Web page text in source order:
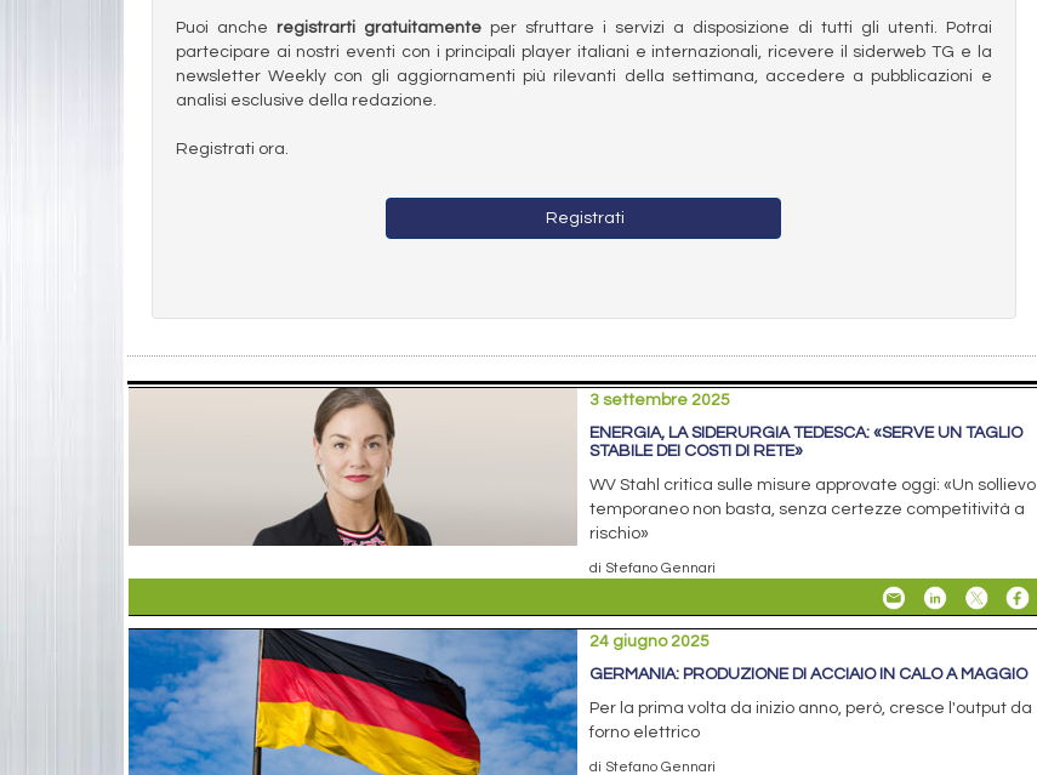
Puoi anche registrarti gratuitamenteper sfruttare i servizi a disposizione di tutti gli utenti. Potrai
partecipare ai nostri eventi con i principali player italiani e internazionali, ricevere il siderweb TG e la
newsletter Weekly con gli aggiornamenti più rilevanti della settimana, accedere a pubblicazioni e
analisi esclusive della redazione.
Registrati ora.
Registrati
3 settembre 2025
ENERGIA, LA SIDERURGIA TEDESCA: «SERVE UN TAGLIO
STABILE DEI COSTI DI RETE»
WV Stahl critica sulle misure approvate oggi: «Un sollievo
temporaneo non basta, senza certezze competitività a
rischio»
di Stefano Gennari
24 giugno 2025
GERMANIA: PRODUZIONE DI ACCIAIO IN CALO A MAGGIO
Per la prima volta da inizio anno, però, cresce l'output da
forno elettrico
di Stefano Gennari